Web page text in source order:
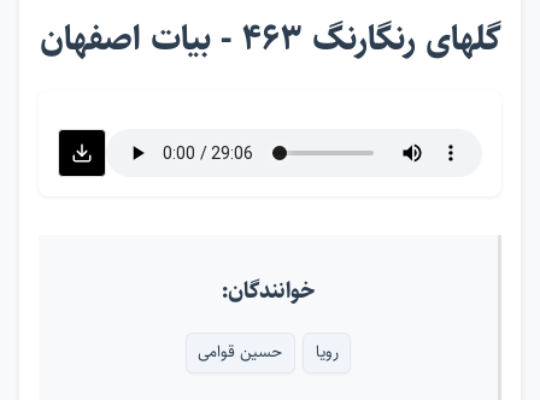
گلهای رنگارنگ ۴۶۳ - بیات اصفهان
خوانندگان:
رویا حسین قوامی